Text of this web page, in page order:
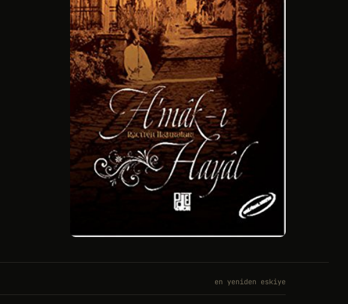
en yeniden eskiye